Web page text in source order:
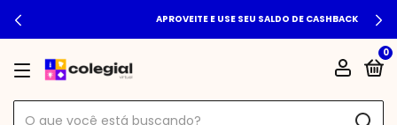
APROVEITE E USE SEU SALDO DE CASHBACK
0